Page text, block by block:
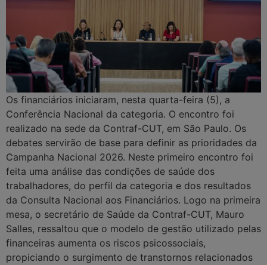
Os financiários iniciaram, nesta quarta-feira (5), a
Conferência Nacional da categoria. O encontro foi
realizado na sede da Contraf-CUT, em São Paulo. Os
debates servirão de base para definir as prioridades da
Campanha Nacional 2026. Neste primeiro encontro foi
feita uma análise das condições de saúde dos
trabalhadores, do perfil da categoria e dos resultados
da Consulta Nacional aos Financiários. Logo na primeira
mesa, o secretário de Saúde da Contraf-CUT, Mauro
Salles, ressaltou que o modelo de gestão utilizado pelas
financeiras aumenta os riscos psicossociais,
propiciando o surgimento de transtornos relacionados